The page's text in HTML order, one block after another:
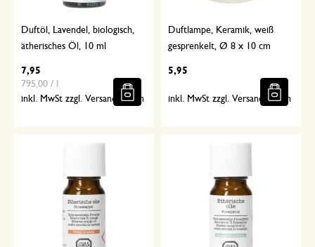
Duftöl, Lavendel, biologisch,
ätherisches Öl, 10 ml
7,95
795,00 / l
inkl. MwSt zzgl. Versandkosten
Duftlampe, Keramik, weiß
gesprenkelt, Ø 8 x 10 cm
5,95
inkl. MwSt zzgl. Versandkosten